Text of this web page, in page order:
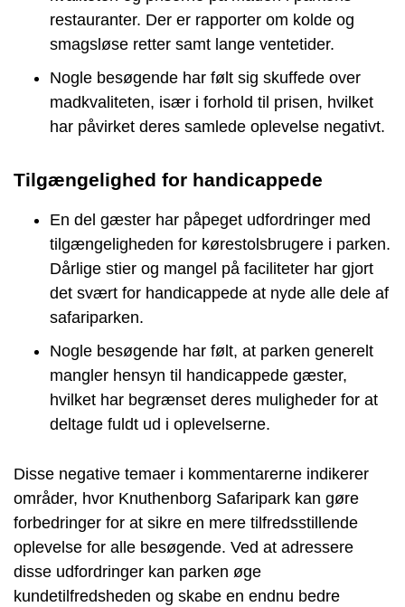
restauranter. Der er rapporter om kolde og
smagsløse retter samt lange ventetider.
Nogle besøgende har følt sig skuffede over
madkvaliteten, især i forhold til prisen, hvilket
har påvirket deres samlede oplevelse negativt.
Tilgængelighed for handicappede
En del gæster har påpeget udfordringer med
tilgængeligheden for kørestolsbrugere i parken.
Dårlige stier og mangel på faciliteter har gjort
det svært for handicappede at nyde alle dele af
safariparken.
Nogle besøgende har følt, at parken generelt
mangler hensyn til handicappede gæster,
hvilket har begrænset deres muligheder for at
deltage fuldt ud i oplevelserne.
Disse negative temaer i kommentarerne indikerer
områder, hvor Knuthenborg Safaripark kan gøre
forbedringer for at sikre en mere tilfredsstillende
oplevelse for alle besøgende. Ved at adressere
disse udfordringer kan parken øge
kundetilfredsheden og skabe en endnu bedre